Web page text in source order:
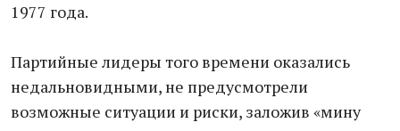
1977 года.
Партийные лидеры того времени оказались
недальновидными, не предусмотрели
возможные ситуации и риски, заложив «мину